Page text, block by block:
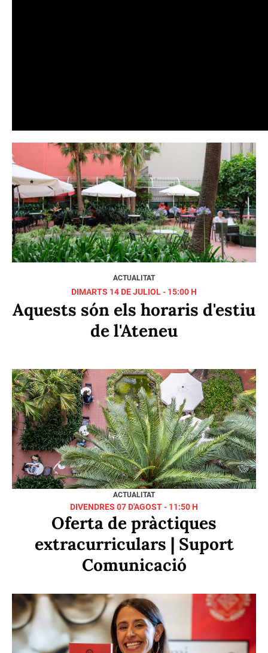
ACTUALITAT
DIMARTS 14 DE JULIOL - 15:00 H
Aquests són els horaris d'estiu
de l'Ateneu
ACTUALITAT
DIVENDRES 07 D'AGOST - 11:50 H
Oferta de pràctiques
extracurriculars | Suport
Comunicació